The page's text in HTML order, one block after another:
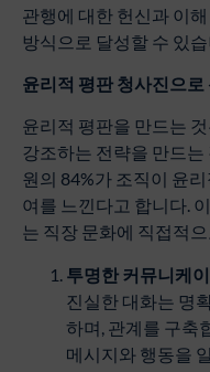
관행에 대한 헌신과 이
방식으로 달성할 수 있습
윤리적 평판 청사진으로
윤리적 평판을 만드는
강조하는 전략을 만드
원의 84%가 조직이 윤
여를 느낀다고 합니다.
는 직장 ​​문화에 직접적
투명한 커뮤니케
진실한 대화는 명
하며, 관계를 구축
메시지와 행동을